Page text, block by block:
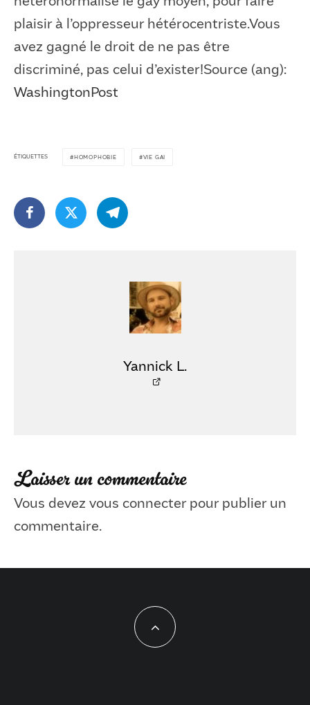
plaisir à l’oppresseur hétérocentriste.Vous
avez gagné le droit de ne pas être
discriminé, pas celui d’exister!Source (ang):
WashingtonPost
ÉTIQUETTES HOMOPHOBIE VIE GAI
Yannick L.
Laisser un commentaire
Vous devez vous connecterpour publier un
commentaire.